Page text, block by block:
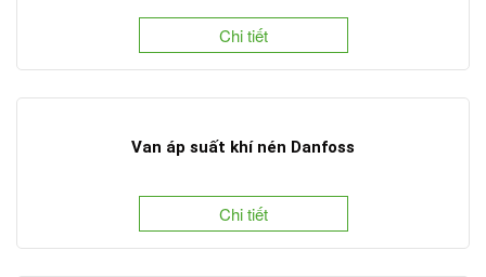
Chi tiết
Van áp suất khí nén Danfoss
Chi tiết